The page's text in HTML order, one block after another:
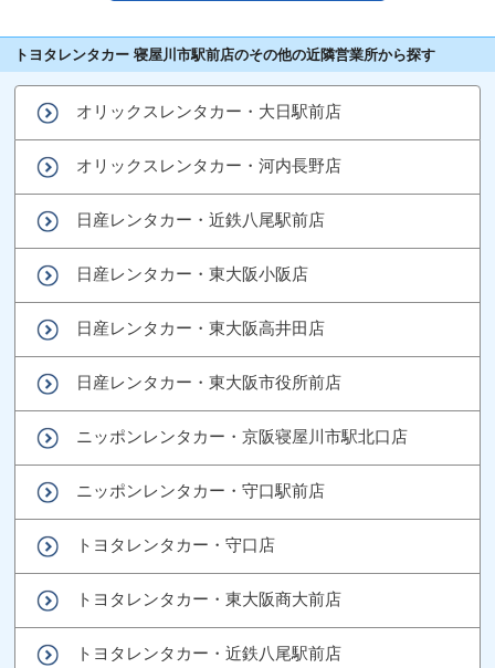
トヨタレンタカー 寝屋川市駅前店のその他の近隣営業所から探す
オリックスレンタカー・大日駅前店
オリックスレンタカー・河内長野店
日産レンタカー・近鉄八尾駅前店
日産レンタカー・東大阪小阪店
日産レンタカー・東大阪高井田店
日産レンタカー・東大阪市役所前店
ニッポンレンタカー・京阪寝屋川市駅北口店
ニッポンレンタカー・守口駅前店
トヨタレンタカー・守口店
トヨタレンタカー・東大阪商大前店
トヨタレンタカー・近鉄八尾駅前店